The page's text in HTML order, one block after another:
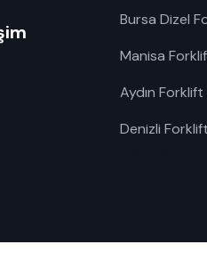
Bursa Dizel
Manisa
Aydın
Denizli
kiralama